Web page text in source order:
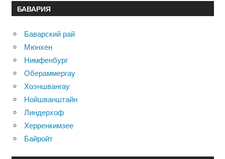
БАВАРИЯ
Баварский рай
Мюнхен
Нимфенбург
Обераммергау
Хоэншвангау
Нойшванштайн
Линдерхоф
Херренкимзее
Байройт